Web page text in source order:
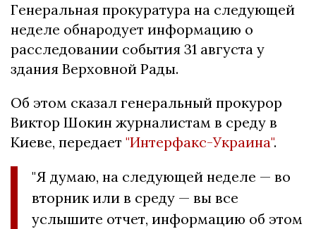
Генеральная прокуратура на следующей
неделе обнародует информацию о
расследовании события 31 августа у
здания Верховной Рады.
Об этом сказал генеральный прокурор
Виктор Шокин журналистам в среду в
Киеве, передает "Интерфакс-Украина".
"Я думаю, на следующей неделе — во
вторник или в среду — вы все
услышите отчет, информацию об этом